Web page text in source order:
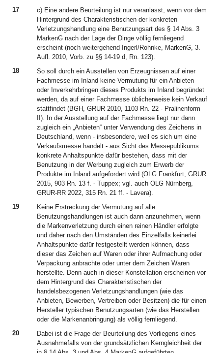
17
c) Eine andere Beurteilung ist nur veranlasst, wenn vor dem
Hintergrund des Charakteristischen der konkreten
Verletzungshandlung eine Benutzungsart des § 14 Abs. 3
MarkenG nach der Lage der Dinge völlig fernliegend
erscheint (noch weitergehend Ingerl/Rohnke, MarkenG, 3.
Aufl. 2010, Vorb. zu §§ 14-19 d, Rn. 123).
18
So soll durch ein Ausstellen von Erzeugnissen auf einer
Fachmesse im Inland keine Vermutung für ein Anbieten
oder Inverkehrbringen dieses Produkts im Inland begründet
werden, da auf einer Fachmesse üblicherweise kein Verkauf
stattfindet (BGH, GRUR 2010, 1103 Rn. 22 - Pralinenform
II). In der Ausstellung auf der Fachmesse liegt nur dann
zugleich ein „Anbieten“ unter Verwendung des Zeichens in
Deutschland, wenn - insbesondere, weil es sich um eine
Verkaufsmesse handelt - aus Sicht des Messepublikums
konkrete Anhaltspunkte dafür bestehen, dass mit der
Benutzung in der Werbung zugleich zum Erwerb der
Produkte im Inland aufgefordert wird (OLG Frankfurt, GRUR
2015, 903 Rn. 13 f. - Tuppex; vgl. auch OLG Nürnberg,
GRUR-RR 2022, 315 Rn. 21 ff. - Lavera).
19
Keine Erstreckung der Vermutung auf alle
Benutzungshandlungen ist auch dann anzunehmen, wenn
die Markenverletzung durch einen reinen Händler erfolgte
und daher nach den Umständen des Einzelfalls keinerlei
Anhaltspunkte dafür festgestellt werden können, dass
dieser das Zeichen auf Waren oder ihrer Aufmachung oder
Verpackung anbrachte oder unter dem Zeichen Waren
herstellte. Denn auch in dieser Konstellation erscheinen vor
dem Hintergrund des Charakteristischen der
handelsbezogenen Verletzungshandlungen (wie das
Anbieten, Bewerben, Vertreiben oder Besitzen) die für einen
Hersteller typischen Benutzungsarten (wie das Herstellen
oder die Markenanbringung) als völlig fernliegend.
20
Dabei ist die Frage der Beurteilung des Vorliegens eines
Ausnahmefalls von der grundsätzlichen Kerngleichheit der